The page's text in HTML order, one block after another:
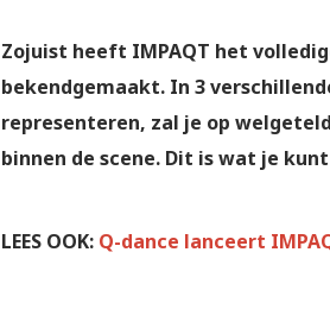
Zojuist heeft IMPAQT het
bekendgemaakt. In 3
representeren, zal je op
binnen de scene. Dit is wat je
LEES OOK: Q-dance lanceert